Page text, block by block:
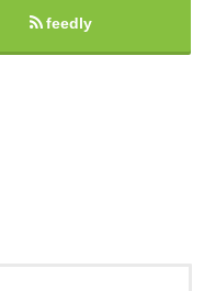
feedly